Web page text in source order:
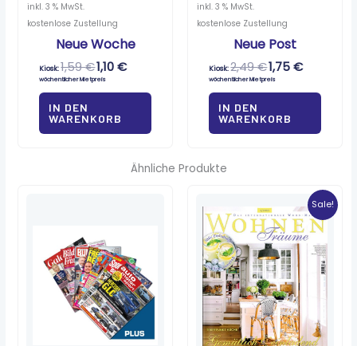
inkl. 3 % MwSt.
kostenlose Zustellung
Neue Woche
Kiosk:1,59€1,10€
wöchentlicher Mietpreis
IN DEN
WARENKORB
inkl. 3 % MwSt.
kostenlose Zustellung
Neue Post
Kiosk:2,49€1,75€
wöchentlicher Mietpreis
IN DEN
WARENKORB
Ähnliche Produkte
Sale!
Ursprünglicher
war:
8,00 €
Aktueller
Preis
ist:
0,70 €.